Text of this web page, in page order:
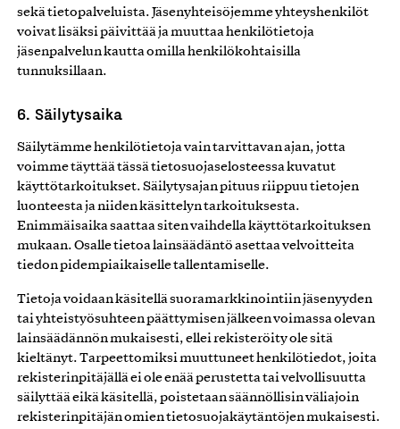
sekä tietopalveluista. Jäsenyhteisöjemme yhteyshenkilöt
voivat lisäksi päivittää ja muuttaa henkilötietoja
jäsenpalvelun kautta omilla henkilökohtaisilla
tunnuksillaan.
6. Säilytysaika
Säilytämme henkilötietoja vain tarvittavan ajan, jotta
voimme täyttää tässä tietosuojaselosteessa kuvatut
käyttötarkoitukset. Säilytysajan pituus riippuu tietojen
luonteesta ja niiden käsittelyn tarkoituksesta.
Enimmäisaika saattaa siten vaihdella käyttötarkoituksen
mukaan. Osalle tietoa lainsäädäntö asettaa velvoitteita
tiedon pidempiaikaiselle tallentamiselle.
Tietoja voidaan käsitellä suoramarkkinointiin jäsenyyden
tai yhteistyösuhteen päättymisen jälkeen voimassa olevan
lainsäädännön mukaisesti, ellei rekisteröity ole sitä
kieltänyt. Tarpeettomiksi muuttuneet henkilötiedot, joita
rekisterinpitäjällä ei ole enää perustetta tai velvollisuutta
säilyttää eikä käsitellä, poistetaan säännöllisin väliajoin
rekisterinpitäjän omien tietosuojakäytäntöjen mukaisesti.